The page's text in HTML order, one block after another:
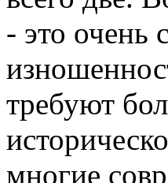
- это очень
требуют
многие